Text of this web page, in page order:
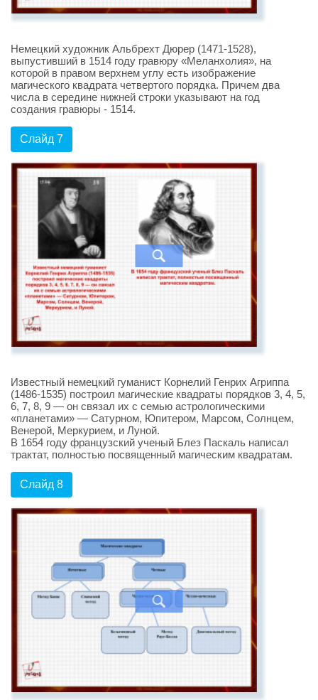
Немецкий художник Альбрехт Дюрер (1471-1528),
выпустивший в 1514 году гравюру «Меланхолия», на
которой в правом верхнем углу есть изображение
магического квадрата четвертого порядка. Причем два
числа в середине нижней строки указывают на год
создания гравюры - 1514.
Слайд 7
Известный немецкий гуманист Корнелий Генрих Агриппа
(1486-1535) построил магические квадраты порядков 3, 4, 5,
6, 7, 8, 9 — он связал их с семью астрологическими
«планетами» — Сатурном, Юпитером, Марсом, Солнцем,
Венерой, Меркурием, и Луной.
В 1654 году французский ученый Блез Паскаль написал
трактат, полностью посвященный магическим квадратам.
Слайд 8